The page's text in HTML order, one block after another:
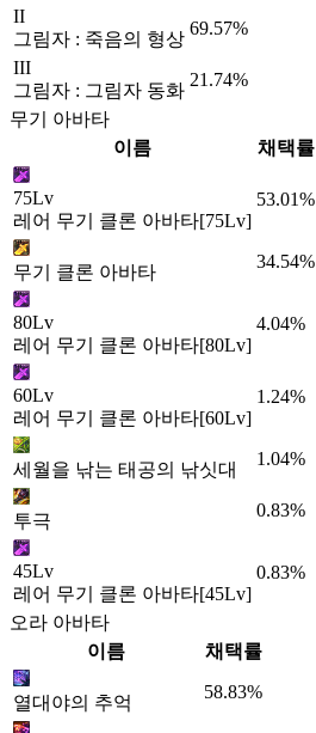
II
그림자 : 죽음의 형상
69.57%
III
그림자 : 그림자 동화
21.74%
무기 아바타
이름
채택률
75Lv
레어 무기 클론 아바타[75Lv]
53.01%
무기 클론 아바타
34.54%
80Lv
레어 무기 클론 아바타[80Lv]
4.04%
60Lv
레어 무기 클론 아바타[60Lv]
1.24%
세월을 낚는 태공의 낚싯대
1.04%
투극
0.83%
45Lv
레어 무기 클론 아바타[45Lv]
0.83%
오라 아바타
이름
채택률
열대야의 추억
58.83%